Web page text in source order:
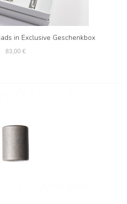
in Exclusive Geschenkbox
83,00 €